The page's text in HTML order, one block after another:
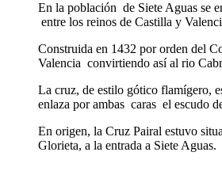
En la población de Siete Aguas se
entre los reinos de Castilla y
Construida en 1432 por orden del
Valencia convirtiendo así al rio
La cruz, de estilo gótico flamígero,
enlaza por ambas caras el escudo
En origen, la Cruz Pairal estuvo
Glorieta, a la entrada a Siete Aguas.